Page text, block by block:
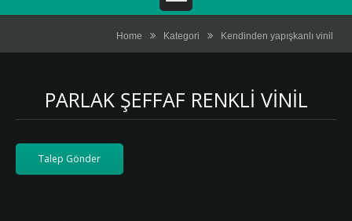
Home Kategori Kendinden yapışkanlı vinil
PARLAK ŞEFFAF RENKLI VINIL
Talep Gönder